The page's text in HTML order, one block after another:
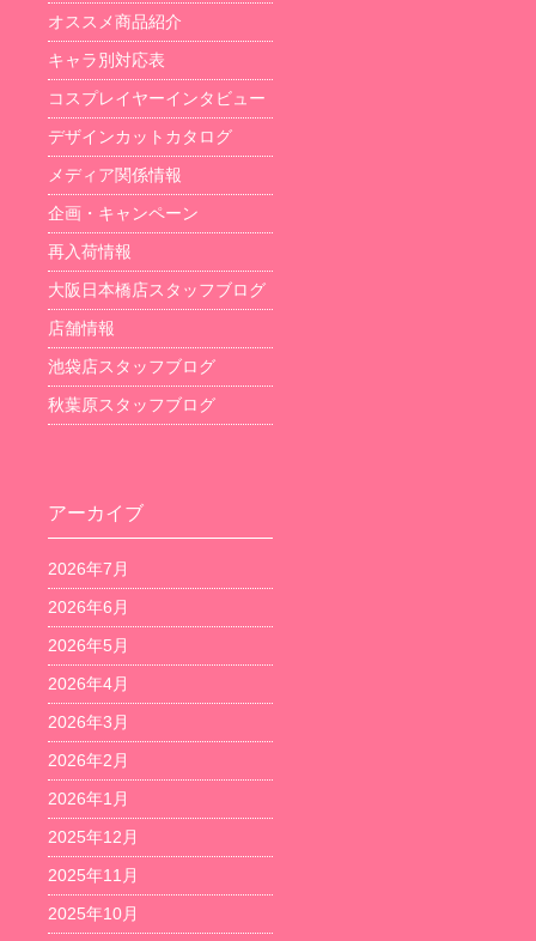
オススメ商品紹介
キャラ別対応表
コスプレイヤーインタビュー
デザインカットカタログ
メディア関係情報
企画・キャンペーン
再入荷情報
大阪日本橋店スタッフブログ
店舗情報
池袋店スタッフブログ
秋葉原スタッフブログ
アーカイブ
2026年7月
2026年6月
2026年5月
2026年4月
2026年3月
2026年2月
2026年1月
2025年12月
2025年11月
2025年10月